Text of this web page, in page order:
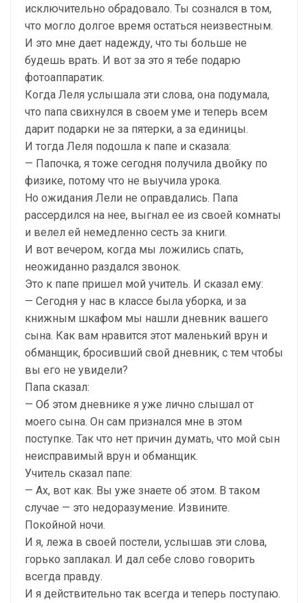
исключительно обрадовало. Ты сознался в том,
что могло долгое время остаться неизвестным.
И это мне дает надежду, что ты больше не
будешь врать. И вот за это я тебе подарю
фотоаппаратик.
Когда Леля услышала эти слова, она подумала,
что папа свихнулся в своем уме и теперь всем
дарит подарки не за пятерки, а за единицы.
И тогда Леля подошла к папе и сказала:
— Папочка, я тоже сегодня получила двойку по
физике, потому что не выучила урока.
Но ожидания Лели не оправдались. Папа
рассердился на нее, выгнал ее из своей комнаты
и велел ей немедленно сесть за книги.
И вот вечером, когда мы ложились спать,
неожиданно раздался звонок.
Это к папе пришел мой учитель. И сказал ему:
— Сегодня у нас в классе была уборка, и за
книжным шкафом мы нашли дневник вашего
сына. Как вам нравится этот маленький врун и
обманщик, бросивший свой дневник, с тем чтобы
вы его не увидели?
Папа сказал:
— Об этом дневнике я уже лично слышал от
моего сына. Он сам признался мне в этом
поступке. Так что нет причин думать, что мой сын
неисправимый врун и обманщик.
Учитель сказал папе:
— Ах, вот как. Вы уже знаете об этом. В таком
случае — это недоразумение. Извините.
Покойной ночи.
И я, лежа в своей постели, услышав эти слова,
горько заплакал. И дал себе слово говорить
всегда правду.
И я действительно так всегда и теперь поступаю.